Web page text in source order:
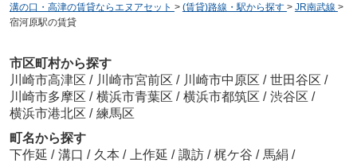
溝の口・高津の賃貸ならエヌアセット > (賃貸)路線・駅から探す > JR南武線 >
宿河原駅の賃貸
市区町村から探す
川崎市高津区 / 川崎市宮前区 / 川崎市中原区 / 世田谷区 /
川崎市多摩区 / 横浜市青葉区 / 横浜市都筑区 / 渋谷区 /
横浜市港北区 / 練馬区
町名から探す
下作延 / 溝口 / 久本 / 上作延 / 諏訪 / 梶ケ谷 / 馬絹 /